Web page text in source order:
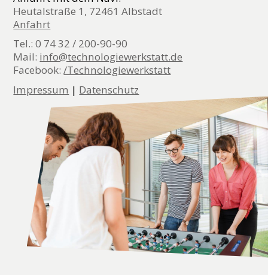
Heutalstraße 1, 72461 Albstadt
Anfahrt
Tel.: 0 74 32 / 200-90-90
Mail: info@technologiewerkstatt.de
Facebook:/Technologiewerkstatt
Impressum | Datenschutz